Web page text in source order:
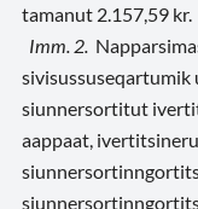
tamanut 2.157,59 kr.
Imm. 2.
siunnersortitut
aappaat,